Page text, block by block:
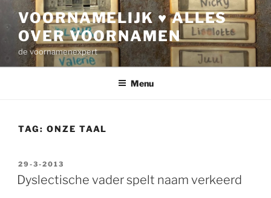
inhoud
VOORNAMELIJK ♥ ALLES
OVER VOORNAMEN
de voornamenexpert
Menu
TAG: ONZE TAAL
GEPLAATST
OP
29-3-2013
Dyslectische vader spelt naam verkeerd